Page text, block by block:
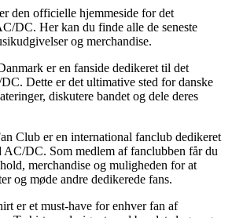
den officielle hjemmeside for det
DC. Her kan du finde alle de seneste
og merchandise.
er en fanside dedikeret til det
Dette er det ultimative sted for danske
diskutere bandet og dele deres
Club er en international fanclub dedikeret
DC. Som medlem af fanclubben får du
merchandise og muligheden for at
og møde andre dedikerede fans.
er et must-have for enhver fan af